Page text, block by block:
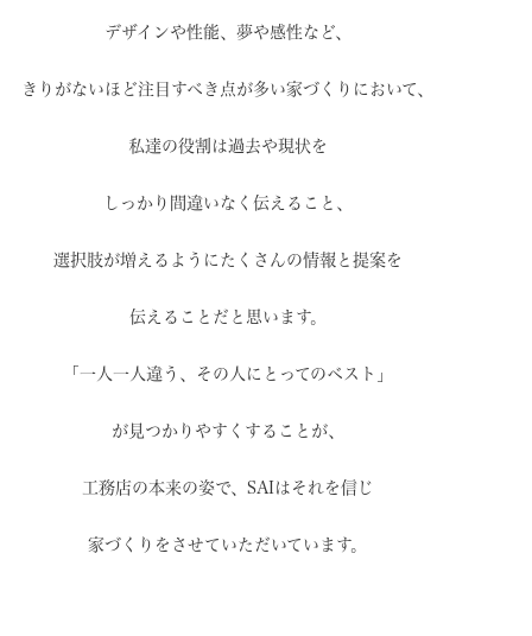
デザインや性能、夢や感性など、
きりがないほど注目すべき点が多い家づくりにおいて、
私達の役割は過去や現状を
しっかり間違いなく伝えること、
選択肢が増えるように たくさんの情報と提案を
伝えることだと思います。
「一人一人違う、その人にとってのベスト」
が見つかりやすくすることが、
工務店の本来の姿で、 SAIはそれを信じ
家づくりをさせていただいています。